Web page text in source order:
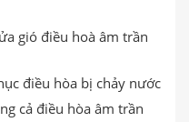
gió điều hoà âm trần
điều hòa bị chảy nước
cả điều hòa âm trần